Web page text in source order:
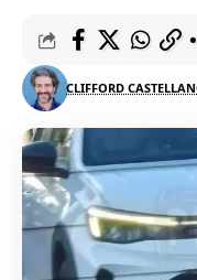
CLIFFORD